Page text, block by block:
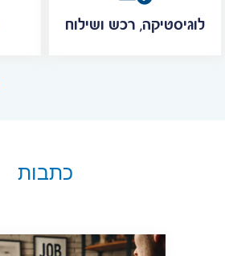
לוגיסטיקה, רכש ושילוח
כתבות